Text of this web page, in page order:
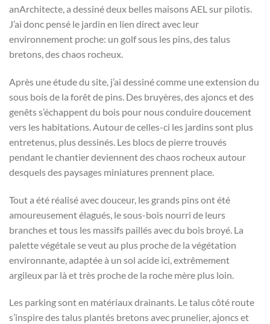
anArchitecte, a dessiné deux belles maisons AEL sur pilotis.
J’ai donc pensé le jardin en lien direct avec leur
environnement proche: un golf sous les pins, des talus
bretons, des chaos rocheux.
Après une étude du site, j’ai dessiné comme une extension du
sous bois de la forêt de pins. Des bruyères, des ajoncs et des
genêts s’échappent du bois pour nous conduire doucement
vers les habitations. Autour de celles-ci les jardins sont plus
entretenus, plus dessinés. Les blocs de pierre trouvés
pendant le chantier deviennent des chaos rocheux autour
desquels des paysages miniatures prennent place.
Tout a été réalisé avec douceur, les grands pins ont été
amoureusement élagués, le sous-bois nourri de leurs
branches et tous les massifs paillés avec du bois broyé. La
palette végétale se veut au plus proche de la végétation
environnante, adaptée à un sol acide ici, extrêmement
argileux par là et très proche de la roche mère plus loin.
Les parking sont en matériaux drainants. Le talus côté route
s’inspire des talus plantés bretons avec prunelier, ajoncs et